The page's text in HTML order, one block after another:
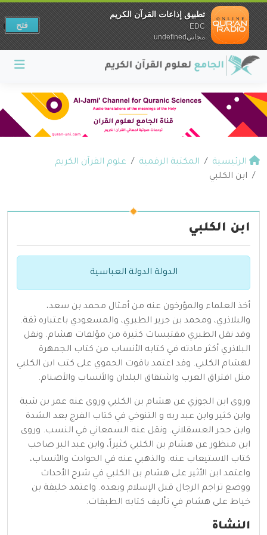
الرئيسية المكتبة الرقمية
علوم القرآن الكريم
ابن الكلبي
ابن الكلبي
الدولة الدولة العباسية
أخذ العلماء والمؤرخون عنه من أمثال محمد بن سعد،
والبلاذري، ومحمد بن جرير الطبري، والمسعودي باعتباره ثقة.
وقد نقل الطبري مقتبسات كثيرة من مؤلفات هشام. ونقل
البلاذري أكثر مادته في كتابه الأنساب من كتاب الجمهرة
لهشام الكلبي. وقد اعتمد ياقوت الحموي على كتب ابن الكلبي
مثل افتراق العرب واشتقاق البلدان والأنساب والأصنام.
وروى ابن الجوزي عن هشام بن الكلبي وروى عنه عمر بن شبة
وابن كثير وابن عبد ربه و التنوخي في كتاب الفرج بعد الشدة
وابن حجر العسقلاني. ونقل عنه السمعاني في النسب. وروى
ابن منظور عن هشام بن الكلبي كثيراً، وابن عبد البر صاحب
كتاب الاستيعاب عنه. والذهبي عنه في الحوادث والأنساب،
واعتمد ابن الأثير على هشام بن الكلبي في شرح الأحداث
ووضع تراجم الرجال قبل الإسلام وبعده. واعتمد خليفة بن
خياط على هشام في تأليف كتابه الطبقات.
النشاة
تطبيق إذاعات القرآن الكريم
EDC
مجانيundefined
فتح